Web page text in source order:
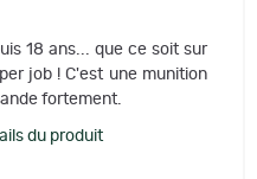
18 ans... que ce soit sur
job ! C'est une munition
fortement.
du produit